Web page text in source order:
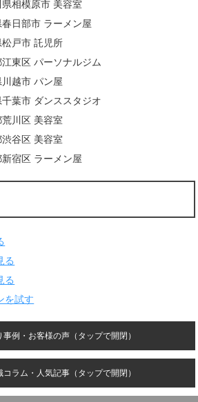
相模原市 美容室
日部市 ラーメン屋
戸市 託児所
東区 パーソナルジム
越市 パン屋
葉市 ダンススタジオ
川区 美容室
谷区 美容室
宿区 ラーメン屋
る
る
を試す
例・お客様の声（タップで開閉）
ラム・人気記事（タップで開閉）